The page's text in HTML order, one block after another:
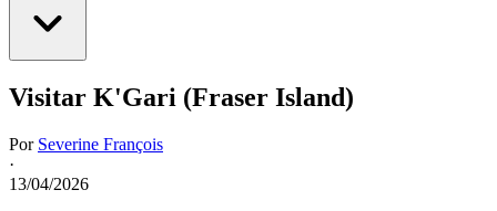
Visitar K'Gari (Fraser Island)
Por Severine François
·
13/04/2026